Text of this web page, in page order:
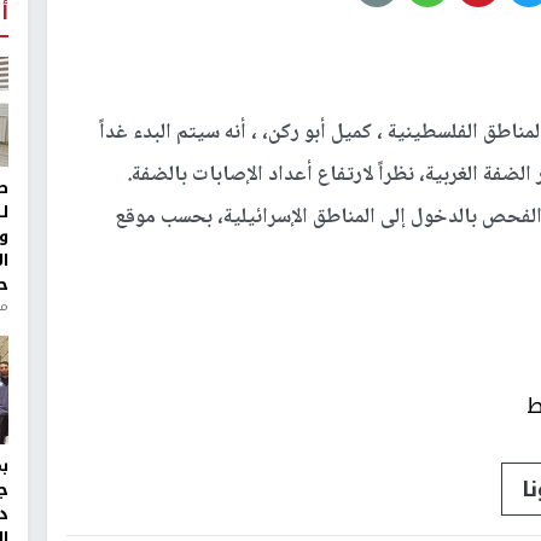
الفلسطينية ، كميل أبو ركن، ، أنه سيتم البدء غداً
الغربية، نظراً لارتفاع أعداد الإصابات بالضفة.
بالدخول إلى المناطق الإسرائيلية، بحسب موقع